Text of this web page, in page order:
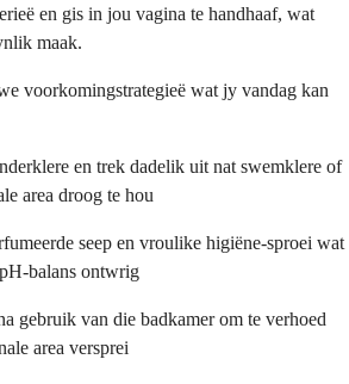
en gis in jou vagina te handhaaf, wat
maak.
voorkomingstrategieë wat jy vandag kan
en trek dadelik uit nat swemklere of
area droog te hou
seep en vroulike higiëne-sproei wat
balans ontwrig
gebruik van die badkamer om te verhoed
area versprei